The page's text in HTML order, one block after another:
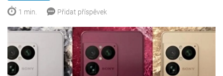
1 min. Přidat příspěvek